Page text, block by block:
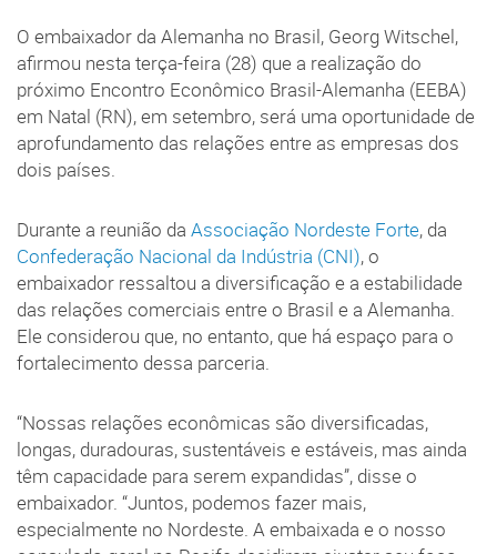
O embaixador da Alemanha no Brasil, Georg Witschel,
afirmou nesta terça-feira (28) que a realização do
próximo Encontro Econômico Brasil-Alemanha (EEBA)
em Natal (RN), em setembro, será uma oportunidade de
aprofundamento das relações entre as empresas dos
dois países.
Durante a reunião da Associação Nordeste Forte, da
Confederação Nacional da Indústria (CNI), o
embaixador ressaltou a diversificação e a estabilidade
das relações comerciais entre o Brasil e a Alemanha.
Ele considerou que, no entanto, que há espaço para o
fortalecimento dessa parceria.
“Nossas relações econômicas são diversificadas,
longas, duradouras, sustentáveis e estáveis, mas ainda
têm capacidade para serem expandidas”, disse o
embaixador. “Juntos, podemos fazer mais,
especialmente no Nordeste. A embaixada e o nosso